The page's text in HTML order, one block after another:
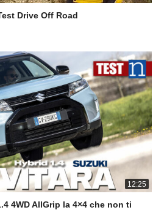
Drive Off Road
12:25
4WD AllGrip la 4×4 che non ti